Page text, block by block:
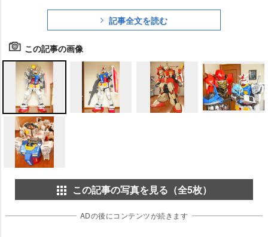
記事全文を読む
この記事の画像
この記事の写真を見る（全5枚）
ADの後にコンテンツが続きます